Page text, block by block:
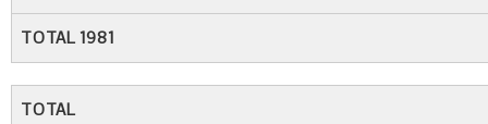
TOTAL 1981
TOTAL